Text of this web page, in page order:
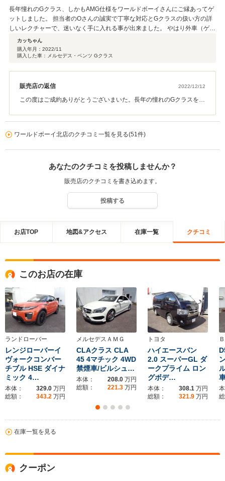
ご納車の時には喜んで頂けるよう社員一同仕上げさせて頂きまし
た。 ご自宅納車の際にはお土産まで頂きありがとうございます。
どんなことでもご連絡ください。これからも末永いお付き合いよろ
しくお願いします。
長年憧れのGクラス、しかもAMG仕様をワールドボーイさんにご縁あってゲ
ットしました。 担当者のOさんの誠実で丁寧な対応とGクラスの扱い方の詳
しいレクチャーで、迷いなく手に入れる事が出来ました。 やはり外車（ゲレ
ンデの在庫も半端ではない。笑）を長年扱っている実績が感じられ、それぞ
れの特長や弱点も教えてもらって安心して購入しました。 他のスタッフさん
たちも車好きという楽しい雰囲気が伝わって、長くお付き合いしたいお店で
カッちゃん
購入年月： 2022/11
購入した車：メルセデス・ベンツ Gクラス
販売店の返信 2022/12/12
この度はご成約ありがとうございまいた。長年の憧れのGクラスを当
方からのご購入で不安な部分もあったかもしれませんがご満足して
ております。この度は誠にありがとうございました。これからも末
ワールドボーイ北店のクチコミ一覧を見る(51件)
あなたのクチコミを投稿しませんか？
販売店のクチコミを書き込めます。
投稿する
お店TOP 地図&アクセス 在庫一覧 クチコミ
このお店の在庫
ランドローバー
レンジローバーイ
ヴォークコンバー
チブル HSE ダイナ
ミック 4…
本体： 329.0 万円
総額：
343.2 万円
メルセデスＡＭＧ
CLAクラス CLA
45 4マチック 4WD
禁煙車/ビルシュ…
本体： 208.0 万円
総額：
221.3 万円
トヨタ
ハイエースバン
2.0 スーパーGL ダ
ークプライム ロン
グボデ…
本体： 308.1 万円
総額：
321.9 万円
在庫一覧を見る
クーポン